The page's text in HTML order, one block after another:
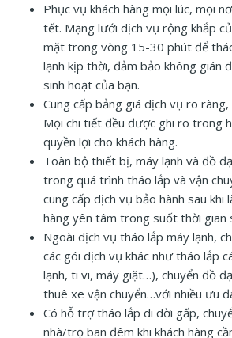
Phục vụ khách hàng mọi lúc, mọi
tết. Mạng lưới dịch vụ rộng khắp
mặt trong vòng 15-30 phút để
lạnh kịp thời, đảm bảo không gián
sinh hoạt của bạn.
Cung cấp bảng giá dịch vụ rõ ràng,
Mọi chi tiết đều được ghi rõ trong
quyền lợi cho khách hàng.
Toàn bộ thiết bị, máy lạnh và đồ
trong quá trình tháo lắp và vận
cung cấp dịch vụ bảo hành sau khi
hàng yên tâm trong suốt thời gian
Ngoài dịch vụ tháo lắp máy lạnh,
các gói dịch vụ khác như tháo lắp
lạnh, ti vi, máy giặt…), chuyển đồ
thuê xe vận chuyển…với nhiều ưu
Có hỗ trợ tháo lắp di dời gấp,
nhà/trọ ban đêm khi khách hàng